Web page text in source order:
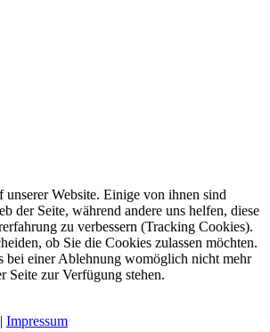
Website. Einige von ihnen sind
der Seite, während andere uns helfen, diese
zu verbessern (Tracking Cookies).
ob Sie die Cookies zulassen möchten.
bei einer Ablehnung womöglich nicht mehr
Seite zur Verfügung stehen.
| Impressum